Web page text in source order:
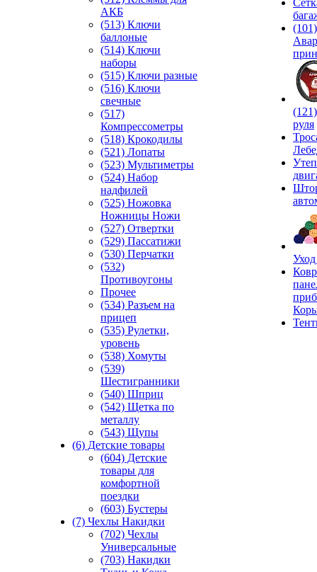
АКБ
(513) Ключи
баллоные
(514) Ключи
наборы
(515) Ключи разные
(516) Ключи
свечные
(517)
Компрессометры
(518) Крокодилы
(521) Лопаты
(523) Мультиметры
(524) Набор
надфилей
(525) Ножовка
Ножницы Ножи
(527) Отвертки
(529) Пассатижи
(530) Перчатки
(532)
Противоугоны
Прочее
(534) Разъем на
прицеп
(535) Рулетки,
уровень
(538) Хомуты
(539)
Шестигранники
(540) Шприц
(542) Щетка по
металлу
(543) Щупы
(6) Детские товары
(604) Детские
товары для
комфортной
поездки
(603) Бустеры
(7) Чехлы Накидки
(702) Чехлы
Универсальные
(703) Накидки
(101)
руля
Уход